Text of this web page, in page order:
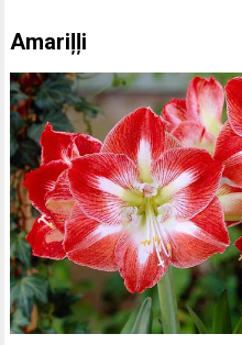
Amariļļi